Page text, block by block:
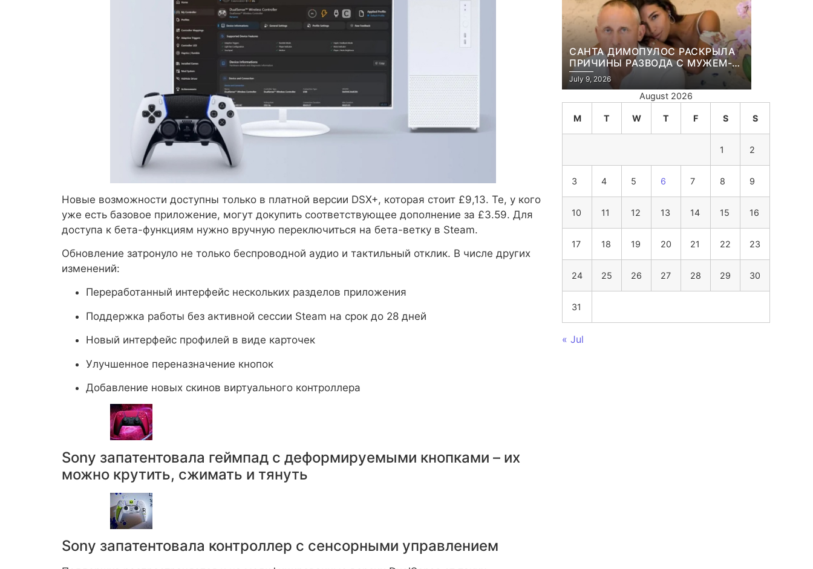
Новые возможности доступны только в платной версии DSX+, которая стоит £9,13. Те, у кого
уже есть базовое приложение, могут докупить соответствующее дополнение за £3.59. Для
доступа к бета-функциям нужно вручную переключиться на бета-ветку в Steam.
Обновление затронуло не только беспроводной аудио и тактильный отклик. В числе других
изменений:
Переработанный интерфейс нескольких разделов приложения
Поддержка работы без активной сессии Steam на срок до 28 дней
Новый интерфейс профилей в виде карточек
Улучшенное переназначение кнопок
Добавление новых скинов виртуального контроллера
Sony запатентовала геймпад с деформируемыми кнопками – их
можно крутить, сжимать и тянуть
Sony запатентовала контроллер с сенсорными управлением
САНТА ДИМОПУЛОС РАСКРЫЛА
ПРИЧИНЫ РАЗВОДА С МУЖЕМ-
БИЗНЕСМЕНОМ
July 9, 2026
August 2026
M T W T F S S
1 2
3 4 5 6 7 8 9
10 11 12 13 14 15 16
17 18 19 20 21 22 23
24 25 26 27 28 29 30
31
« Jul